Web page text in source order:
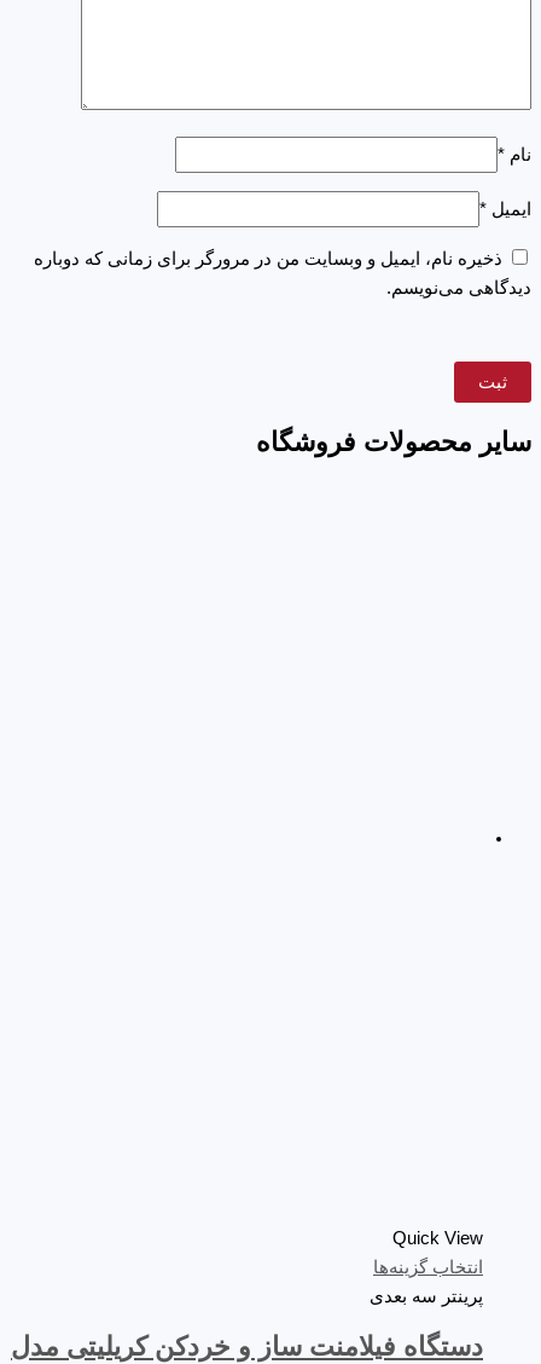
نام *
ایمیل *
ذخیره نام، ایمیل و وبسایت من در مرورگر برای زمانی که دوباره
دیدگاهی می‌نویسم.
سایر محصولات فروشگاه
Quick View
انتخاب گزینه‌ها
پرینتر سه‌ بعدی
دستگاه فیلامنت ساز و خردکن کریلیتی مدل